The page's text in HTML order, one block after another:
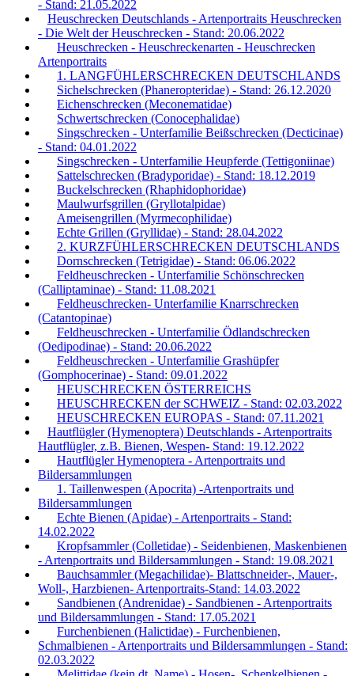
- Stand: 21.05.2022
Heuschrecken Deutschlands - Artenportraits Heuschrecken
- Die Welt der Heuschrecken - Stand: 20.06.2022
Heuschrecken - Heuschreckenarten - Heuschrecken
Artenportraits
1. LANGFÜHLERSCHRECKEN DEUTSCHLANDS
Sichelschrecken (Phaneropteridae) - Stand: 26.12.2020
Eichenschrecken (Meconematidae)
Schwertschrecken (Conocephalidae)
Singschrecken - Unterfamilie Beißschrecken (Decticinae)
- Stand: 04.01.2022
Singschrecken - Unterfamilie Heupferde (Tettigoniinae)
Sattelschrecken (Bradyporidae) - Stand: 18.12.2019
Buckelschrecken (Rhaphidophoridae)
Maulwurfsgrillen (Gryllotalpidae)
Ameisengrillen (Myrmecophilidae)
Echte Grillen (Gryllidae) - Stand: 28.04.2022
2. KURZFÜHLERSCHRECKEN DEUTSCHLANDS
Dornschrecken (Tetrigidae) - Stand: 06.06.2022
Feldheuschrecken - Unterfamilie Schönschrecken
(Calliptaminae) - Stand: 11.08.2021
Feldheuschrecken- Unterfamilie Knarrschrecken
(Catantopinae)
Feldheuschrecken - Unterfamilie Ödlandschrecken
(Oedipodinae) - Stand: 20.06.2022
Feldheuschrecken - Unterfamilie Grashüpfer
(Gomphocerinae) - Stand: 09.01.2022
HEUSCHRECKEN ÖSTERREICHS
HEUSCHRECKEN der SCHWEIZ - Stand: 02.03.2022
HEUSCHRECKEN EUROPAS - Stand: 07.11.2021
Hautflügler (Hymenoptera) Deutschlands - Artenportraits
Hautflügler, z.B. Bienen, Wespen- Stand: 19.12.2022
Hautflügler Hymenoptera - Artenportraits und
Bildersammlungen
1. Taillenwespen (Apocrita) -Artenportraits und
Bildersammlungen
Echte Bienen (Apidae) - Artenportraits - Stand:
14.02.2022
Kropfsammler (Colletidae) - Seidenbienen, Maskenbienen
- Artenportraits und Bildersammlungen - Stand: 19.08.2021
Bauchsammler (Megachilidae)- Blattschneider-, Mauer-,
Woll-, Harzbienen- Artenportraits-Stand: 14.03.2022
Sandbienen (Andrenidae) - Sandbienen - Artenportraits
und Bildersammlungen - Stand: 17.05.2021
Furchenbienen (Halictidae) - Furchenbienen,
Schmalbienen - Artenportraits und Bildersammlungen - Stand:
02.03.2022